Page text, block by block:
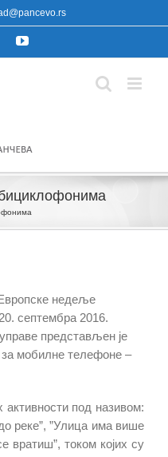
YouTube
недеље
септембра 2016.
представљен је
мобилне телефоне –
под називом:
реке”, ”Улица има више
вратиш”, током којих су